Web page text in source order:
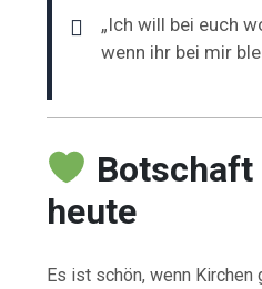
„Ich will bei euch
wenn ihr bei mir
heute
Es ist schön, wenn Kirchen